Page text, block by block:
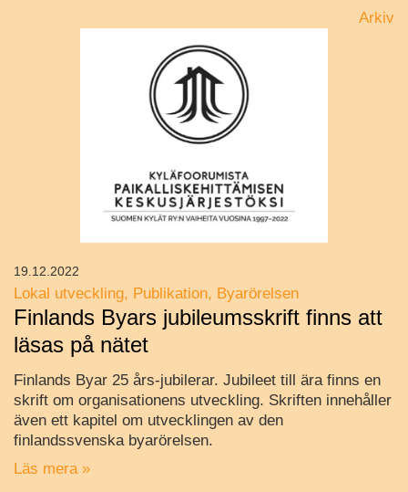
Arkiv
Lokal utveckling Publikation Byarörelsen
Finlands Byars jubileumsskrift finns att
läsas på nätet
Finlands Byar 25 års-jubilerar. Jubileet till ära finns en
skrift om organisationens utveckling. Skriften innehåller
även ett kapitel om utvecklingen av den
finlandssvenska byarörelsen.
Läs mera »
19.12.2022